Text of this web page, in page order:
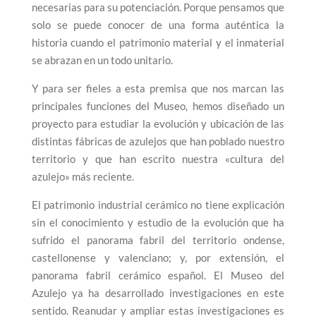
necesarias para su potenciación. Porque pensamos que
solo se puede conocer de una forma auténtica la
historia cuando el patrimonio material y el inmaterial
se abrazan en un todo unitario.
Y para ser fieles a esta premisa que nos marcan las
principales funciones del Museo, hemos diseñadoun
proyecto para estudiar la evolución y ubicación de las
distintas fábricas de azulejos que han poblado nuestro
territorio y que han escrito nuestra «cultura del
azulejo» más reciente.
El patrimonio industrial cerámico no tiene explicación
sin el conocimiento y estudio de la evolución que ha
sufrido el panorama fabril del territorio ondense,
castellonense y valenciano; y, por extensión, el
panorama fabril cerámico español. El Museo del
Azulejo ya ha desarrollado investigaciones en este
sentido. Reanudar y ampliar estas investigaciones es